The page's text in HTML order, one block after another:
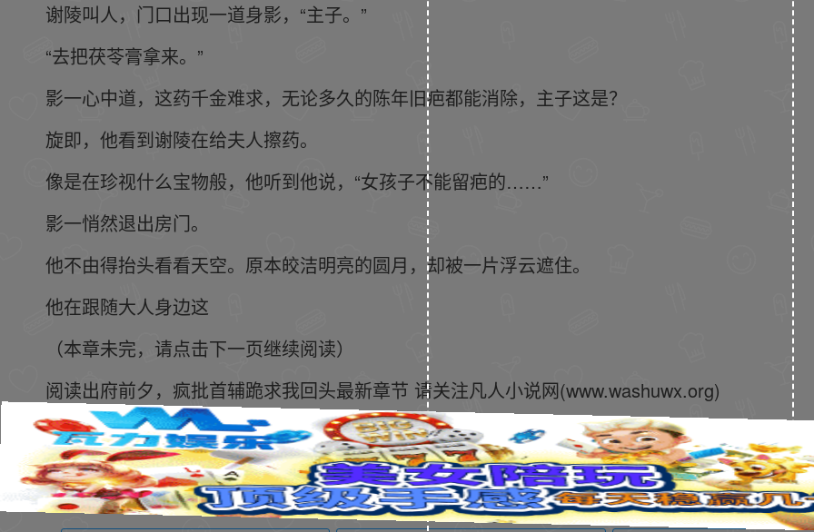
谢陵叫人，门口出现一道身影，“主子。”
“去把茯苓膏拿来。”
影一心中道，这药千金难求，无论多久的陈年旧疤都能消除，主子这是？
旋即，他看到谢陵在给夫人擦药。
像是在珍视什么宝物般，他听到他说，“女孩子不能留疤的……”
影一悄然退出房门。
他不由得抬头看看天空。原本皎洁明亮的圆月，却被一片浮云遮住。
他在跟随大人身边这
（本章未完，请点击下一页继续阅读）
阅读出府前夕，疯批首辅跪求我回头最新章节 请关注凡人小说网(www.washuwx.org)